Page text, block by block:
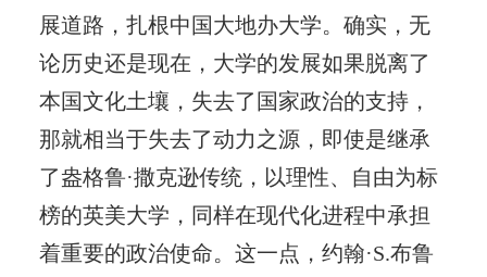
展道路，扎根中国大地办大学。确实，无
论历史还是现在，大学的发展如果脱离了
本国文化土壤，失去了国家政治的支持，
那就相当于失去了动力之源，即使是继承
了盎格鲁·撒克逊传统，以理性、自由为标
榜的英美大学，同样在现代化进程中承担
着重要的政治使命。这一点，约翰·S.布鲁